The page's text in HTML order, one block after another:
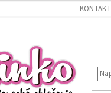
KONTAKT